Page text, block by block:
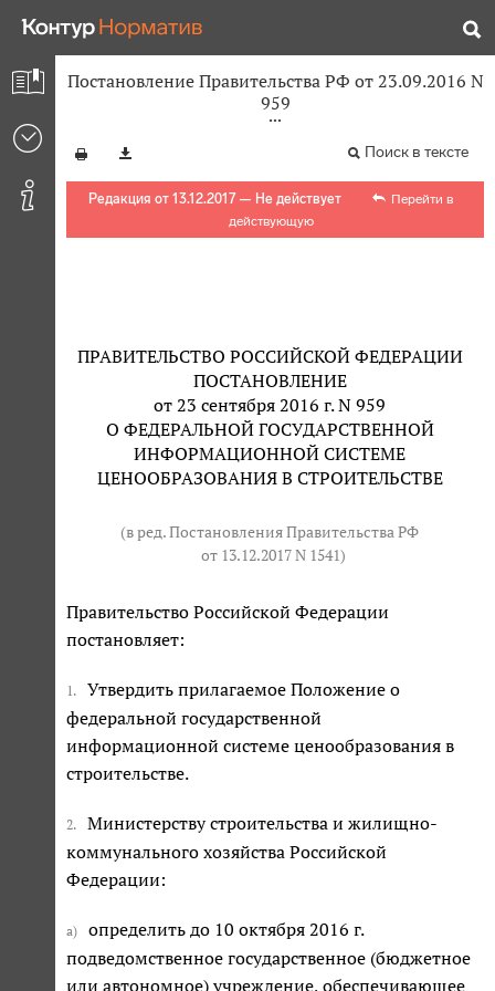
Постановление Правительства РФ от 23.09.2016 N
959
Поиск в тексте
Редакция от 13.12.2017 — Не действует
Перейти в
действующую
ПРАВИТЕЛЬСТВО РОССИЙСКОЙ ФЕДЕРАЦИИ
ПОСТАНОВЛЕНИЕ
от 23 сентября 2016 г. N 959
О ФЕДЕРАЛЬНОЙ ГОСУДАРСТВЕННОЙ
ИНФОРМАЦИОННОЙ СИСТЕМЕ
ЦЕНООБРАЗОВАНИЯ В СТРОИТЕЛЬСТВЕ
(в ред. Постановления Правительства РФ
от 13.12.2017 N 1541)
Правительство Российской Федерации
постановляет:
1.
Утвердить прилагаемое Положение о
федеральной государственной
информационной системе ценообразования в
строительстве.
2.
Министерству строительства и жилищно-
коммунального хозяйства Российской
Федерации:
а)
определить до 10 октября 2016 г.
подведомственное государственное (бюджетное
или автономное) учреждение, обеспечивающее